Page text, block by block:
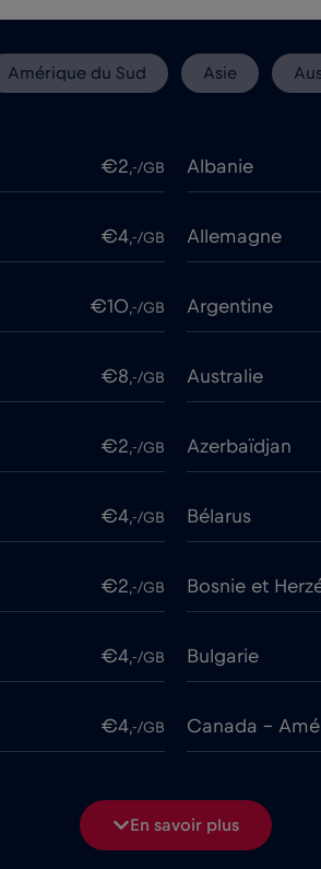
Amérique du Sud Asie
€2,-/GB Albanie
€4,-/GB Allemagne
€10,-/GB Argentine
€8,-/GB Australie
€2,-/GB Azerbaïdjan
€4,-/GB Bélarus
€2,-/GB Bosnie et
€4,-/GB Bulgarie
€4,-/GB Canada -
€7,-/GB Chine
En savoir plus